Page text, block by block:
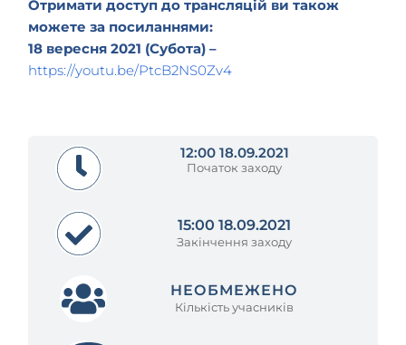
Отримати доступ до трансляцій ви також
можете за посиланнями:
18 вересня 2021 (Субота) –
https://youtu.be/PtcB2NS0Zv4
12:00 18.09.2021
Початок заходу
15:00 18.09.2021
Закінчення заходу
НЕОБМЕЖЕНО
Кількість учасників